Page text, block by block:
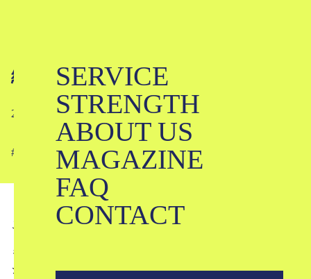
SERVICE
STRENGTH
ABOUT US
MAGAZINE
FAQ
CONTACT
編集日記 #11
2024-09-04
#
こんにちは。ブランド古着のKLDです。
もう夏も終わりに向かっている雰囲気ですが、KLDマガ
ジンでは現在、「服がおしゃれなホラー映画特集」という